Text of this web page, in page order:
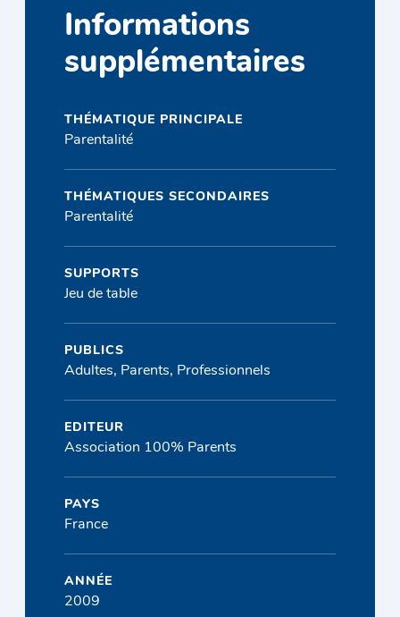
Informations
supplémentaires
THÉMATIQUE PRINCIPALE
Parentalité
THÉMATIQUES SECONDAIRES
Parentalité
SUPPORTS
Jeu de table
PUBLICS
Adultes, Parents, Professionnels
EDITEUR
Association 100% Parents
PAYS
France
ANNÉE
2009